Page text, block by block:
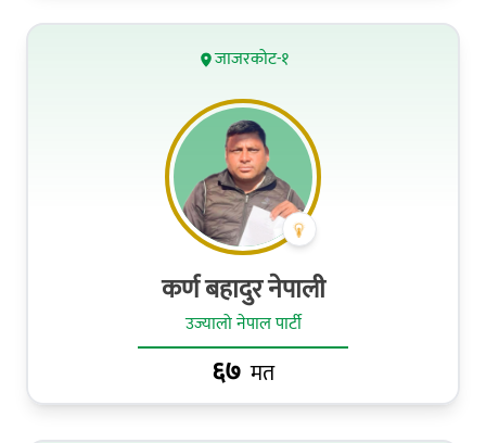
जाजरकोट-१
कर्ण बहादुर नेपाली
उज्यालो नेपाल पार्टी
६७ मत